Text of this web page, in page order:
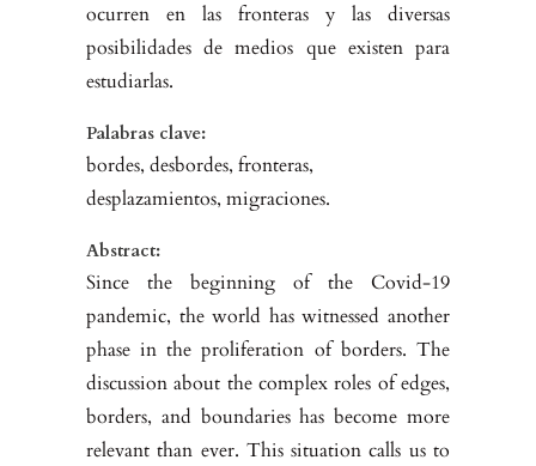
ocurren en las fronteras y las diversas
posibilidades de medios que existen para
estudiarlas.
Palabras clave:
bordes, desbordes, fronteras,
desplazamientos, migraciones.
Abstract:
Since the beginning of the Covid-19
pandemic, the world has witnessed another
phase in the proliferation of borders. The
discussion about the complex roles of edges,
borders, and boundaries has become more
relevant than ever. This situation calls us to